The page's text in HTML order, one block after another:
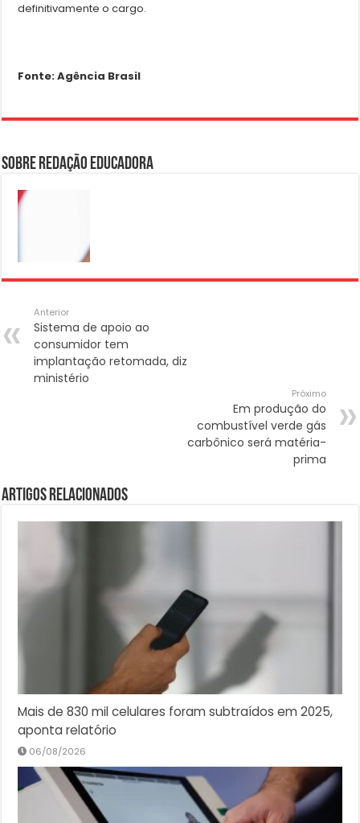
definitivamente o cargo.
Fonte: Agência Brasil
Sobre Redação Educadora
Anterior
Sistema de apoio ao
consumidor tem
implantação retomada, diz
ministério
Próximo
Em produção do
combustível verde gás
carbônico será matéria-
prima
Artigos Relacionados
Mais de 830 mil celulares foram subtraídos em 2025,
aponta relatório
06/08/2026